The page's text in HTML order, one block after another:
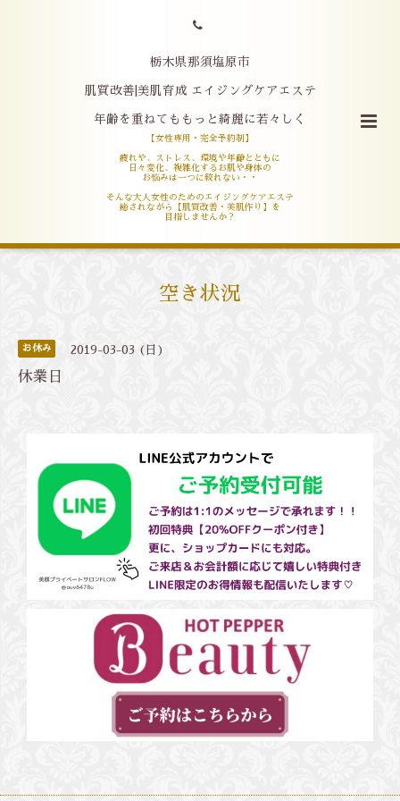
栃木県那須塩原市
肌質改善|美肌育成 エイジングケアエステ
年齢を重ねてももっと綺麗に若々しく
【女性専用・完全予約制】
疲れや、ストレス、環境や年齢とともに
日々変化、複雑化するお肌や身体の
お悩みは一つに絞れない・・
そんな大人女性のためのエイジングケアエステ
癒されながら【肌質改善・美肌作り】を
目指しませんか？
空き状況
お休み 2019-03-03 (日)
休業日